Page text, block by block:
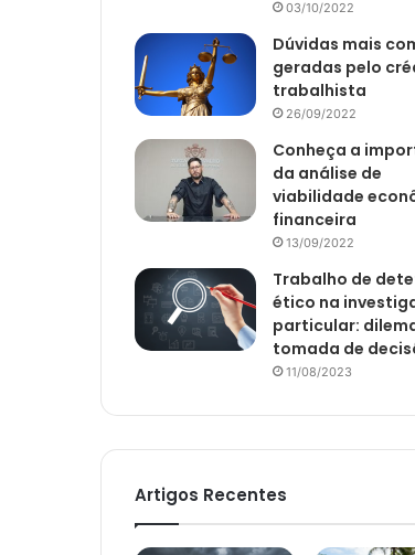
03/10/2022
Dúvidas mais
geradas pelo
trabalhista
26/09/2022
Conheça a
da análise de
viabilidade
financeira
13/09/2022
Trabalho de
ético na
particular:
tomada de
11/08/2023
Artigos Recentes